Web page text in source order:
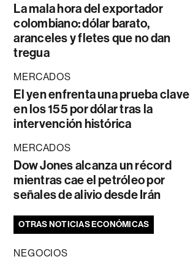
La mala hora del exportador
colombiano: dólar barato,
aranceles y fletes que no dan
tregua
MERCADOS
El yen enfrenta una prueba clave
en los 155 por dólar tras la
intervención histórica
MERCADOS
Dow Jones alcanza un récord
mientras cae el petróleo por
señales de alivio desde Irán
OTRAS NOTICIAS ECONÓMICAS
NEGOCIOS